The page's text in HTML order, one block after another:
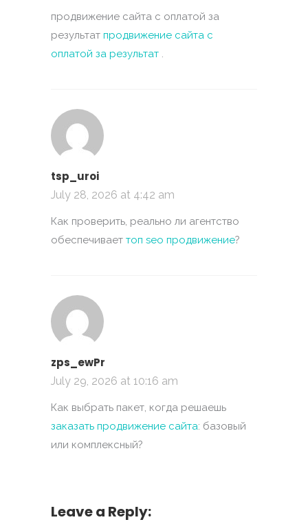
продвижение сайта с оплатой за
результат продвижение сайта с
оплатой за результат .
tsp_uroi
July 28, 2026 at 4:42 am
Как проверить, реально ли агентство
обеспечивает топ seo продвижение?
zps_ewPr
July 29, 2026 at 10:16 am
Как выбрать пакет, когда решаешь
заказать продвижение сайта: базовый
или комплексный?
Leave a Reply: